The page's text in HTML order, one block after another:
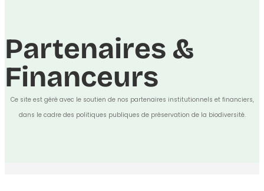
Partenaires &
Financeurs
Ce site est géré avec le soutien de nos partenaires institutionnels et financiers,
dans le cadre des politiques publiques de préservation de la biodiversité.